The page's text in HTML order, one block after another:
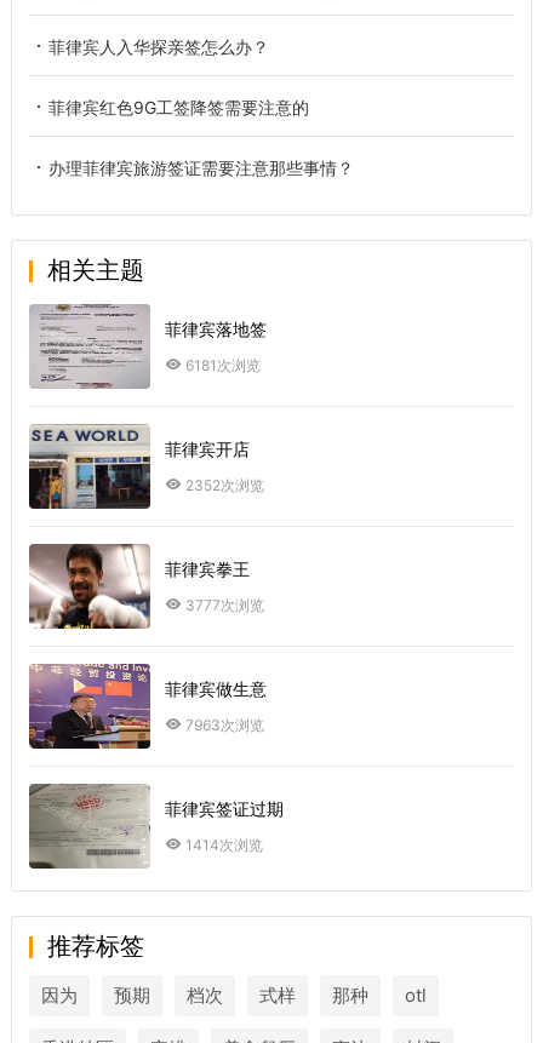
菲律宾人入华探亲签怎么办？
菲律宾红色9G工签降签需要注意的
办理菲律宾旅游签证需要注意那些事情？
相关主题
菲律宾落地签
6181次浏览
菲律宾开店
2352次浏览
菲律宾拳王
3777次浏览
菲律宾做生意
7963次浏览
菲律宾签证过期
1414次浏览
推荐标签
因为 预期 档次 式样 那种 otl